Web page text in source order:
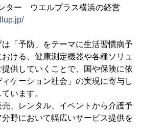
ウエルプラス横浜の経営
「予防」をテーマに生活習慣病予
ける、健康測定機器や各種ソリュ
供していくことで、国や保険に依
ケーション社会」の実現に寄与し
います。
、レンタル、イベントから介護予
野において幅広いサービス提供を